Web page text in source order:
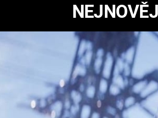
RYCHLE A
ZBĚSILE 10
PREDÁTOR